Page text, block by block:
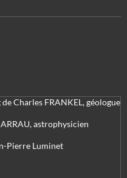
Charles FRANKEL, géologue
astrophysicien
Pierre Luminet